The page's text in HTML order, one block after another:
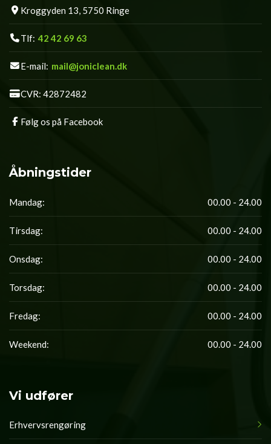
Kroggyden 13, 5750 Ringe
Tlf: 42 42 69 63
E-mail: mail@joniclean.dk
CVR: 42872482
Følg os på Facebook
Åbningstider
Mandag: 00.00 - 24.00
Tirsdag: 00.00 - 24.00
Onsdag: 00.00 - 24.00
Torsdag: 00.00 - 24.00
Fredag: 00.00 - 24.00
Weekend: 00.00 - 24.00
Vi udfører
Erhvervsrengøring